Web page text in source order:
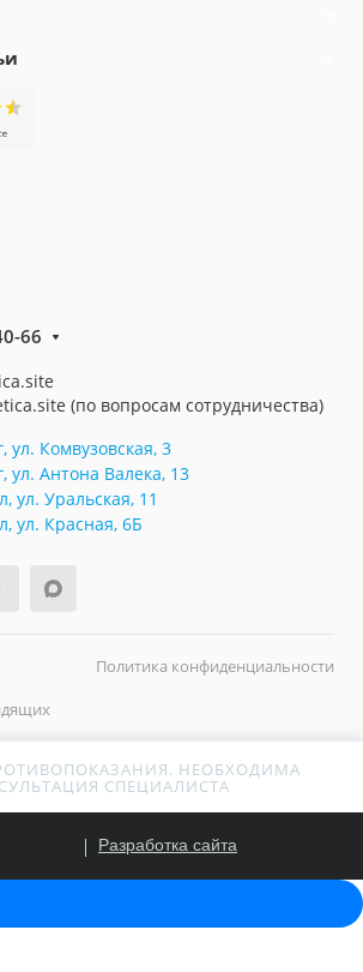
66
(по вопросам сотрудничества)
ул. Комвузовская, 3
ул. Антона Валека, 13
ул. Уральская, 11
ул. Красная, 6Б
Политика конфиденциальности
НЕОБХОДИМА
СПЕЦИАЛИСТА
Разработка сайта